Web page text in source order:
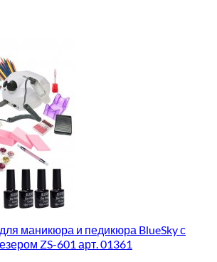
маникюра и педикюра BlueSky с
ZS-601 арт. 01361